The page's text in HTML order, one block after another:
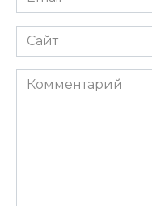
*
Сайт
Комментарий